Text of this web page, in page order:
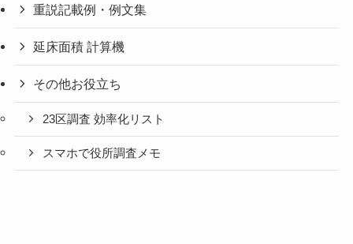
重説記載例・例文集
延床面積 計算機
その他お役立ち
23区調査 効率化リスト
スマホで役所調査メモ